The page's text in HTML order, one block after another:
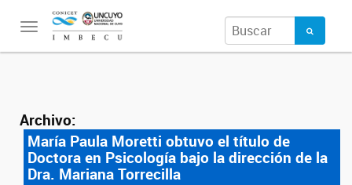
Toggle
navigation
Archivo:
María Paula Moretti obtuvo el título de
Doctora en Psicología bajo la dirección de la
Dra. Mariana Torrecilla